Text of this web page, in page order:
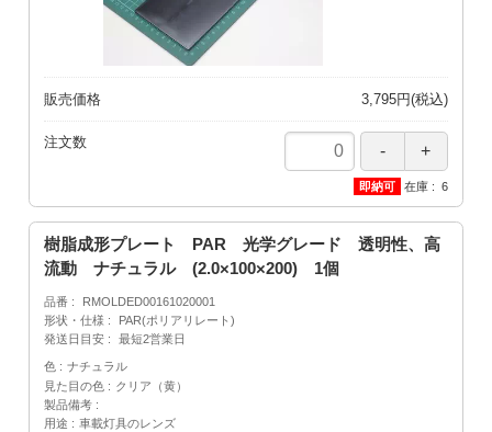
販売価格 3,795円(税込)
注文数
在庫 6
樹脂成形プレート PAR 光学グレード 透明性、高
流動 ナチュラル (2.0×100×200) 1個
品番
RMOLDED00161020001
形状・仕様
PAR(ポリアリレート)
発送日目安
最短2営業日
色
ナチュラル
見た目の色
クリア（黄）
製品備考
用途
車載灯具のレンズ